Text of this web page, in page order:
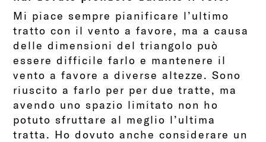
Mi piace sempre pianificare l’ultimo
tratto con il vento a favore, ma a causa
delle dimensioni del triangolo può
essere difficile farlo e mantenere il
vento a favore a diverse altezze. Sono
riuscito a farlo per per due tratte, ma
avendo uno spazio limitato non ho
potuto sfruttare al meglio l’ultima
tratta. Ho dovuto anche considerare un